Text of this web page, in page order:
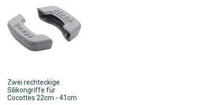
Zwei rechteckige
Silikongriffe für
Cocottes 22cm - 41cm